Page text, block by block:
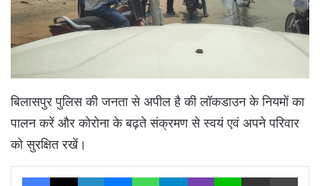
बिलासपुर पुलिस की जनता से अपील है की लॉकडाउन के नियमों का
पालन करें और कोरोना के बढ़ते संक्रमण से स्वयं एवं अपने परिवार
को सुरक्षित रखें।
Facebook
X LinkedInMessengerWhatsAppTelegram
Viber Line Share via Email Print